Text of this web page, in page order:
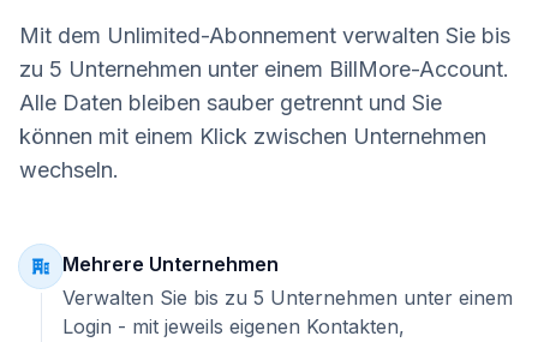
Mit dem Unlimited-Abonnement verwalten Sie bis
zu 5 Unternehmen unter einem BillMore-Account.
Alle Daten bleiben sauber getrennt und Sie
können mit einem Klick zwischen Unternehmen
wechseln.
Mehrere Unternehmen
Verwalten Sie bis zu 5 Unternehmen unter einem
Login - mit jeweils eigenen Kontakten,